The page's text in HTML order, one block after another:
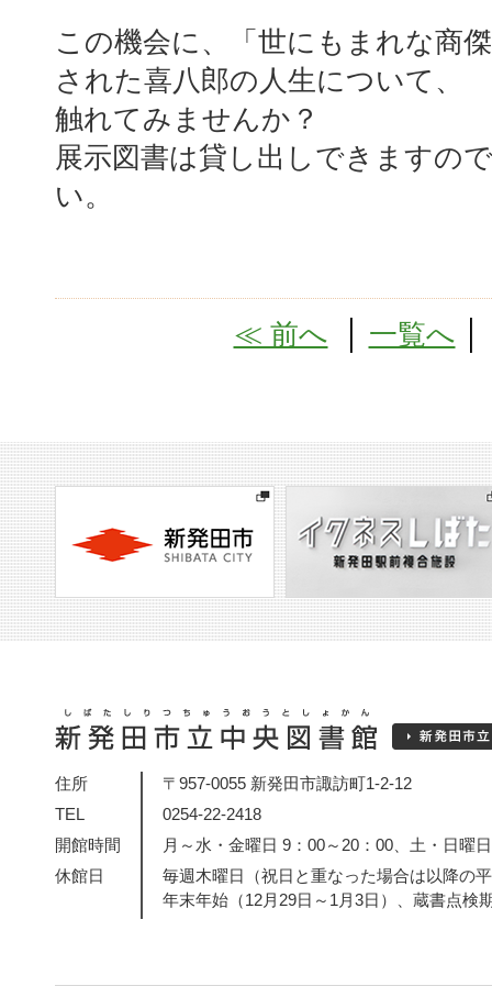
この機会に、「世にもまれな商
された喜八郎の人生について、
触れてみませんか？
展示図書は貸し出しできますの
い。
≪ 前へ 一覧へ
住所
〒957-0055 新発田市諏訪町1-2-12
TEL
0254-22-2418
開館時間
月～水・金曜日 9：00～20：00、土・日曜
休館日
毎週木曜日（祝日と重なった場合は以降の
年末年始（12月29日～1月3日）、蔵書点検